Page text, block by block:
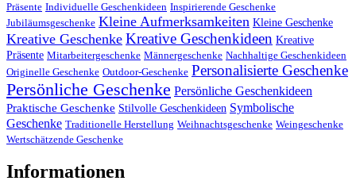
Präsente Individuelle Geschenkideen Inspirierende Geschenke
Jubiläumsgeschenke Kleine Aufmerksamkeiten Kleine Geschenke
Kreative Geschenke Kreative Geschenkideen Kreative
Präsente Mitarbeitergeschenke Männergeschenke Nachhaltige Geschenkideen
Originelle Geschenke Outdoor-Geschenke Personalisierte Geschenke
Persönliche Geschenke Persönliche Geschenkideen
Praktische Geschenke Stilvolle Geschenkideen Symbolische
Geschenke Traditionelle Herstellung Weihnachtsgeschenke Weingeschenke
Wertschätzende Geschenke
Informationen